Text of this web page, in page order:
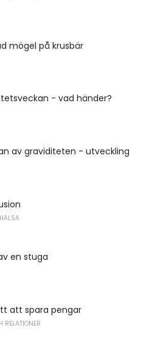
mögel på krusbär
- vad händer?
av graviditeten - utveckling
en stuga
att spara pengar
RELATIONER